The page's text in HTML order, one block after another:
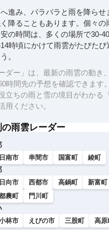
進み、パラパラと雨を降らせ
降ることもあります。個々の
の時間は、多くの場所で30-
時頃にかけて雨雲がたびた
。
ダー」は、最新の雨雲の動き
時間先の予想を確認できます。
立ちの雨と雪の境目がわかる
用ください。
雨雲レーダー
日南市 串間市 国富町 綾町
日向市 西都市 高鍋町 新富町
農町 門川町
林市 えびの市 三股町 高原